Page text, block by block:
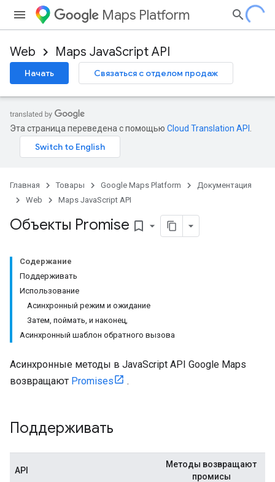
Maps Platform
Web Maps JavaScript API
Начать Связаться с отделом продаж
Эта страница переведена с помощью Cloud Translation API
Главная Товары Google Maps Platform
Документация
Web
Maps JavaScript API
Объекты Promise bookmark_border
Содержание
Поддерживать
Использование
Асинхронный режим и ожидание
Затем, поймать, и наконец,
Асинхронный шаблон обратного вызова
Асинхронные методы в JavaScript API Google Maps
возвращают Promises .
Поддерживать
API
Методы возвращают
промисы